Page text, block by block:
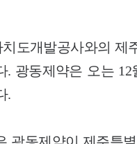
도개발공사와의 제
. 광동제약은 오는
.